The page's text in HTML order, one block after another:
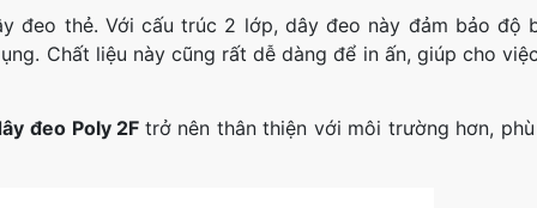
đeo thẻ. Với cấu trúc 2 lớp, dây đeo này đảm bảo độ
Chất liệu này cũng rất dễ dàng để in ấn, giúp cho
đeo Poly 2F trở nên thân thiện với môi trường hơn,